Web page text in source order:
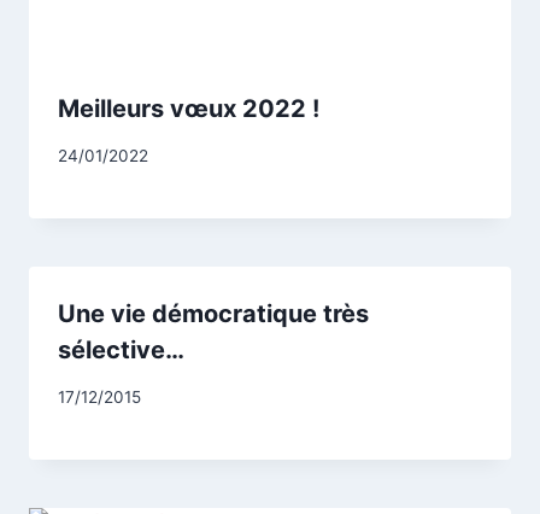
Meilleurs vœux 2022 !
Par
24/01/2022
Une vie démocratique très
sélective…
Par
17/12/2015